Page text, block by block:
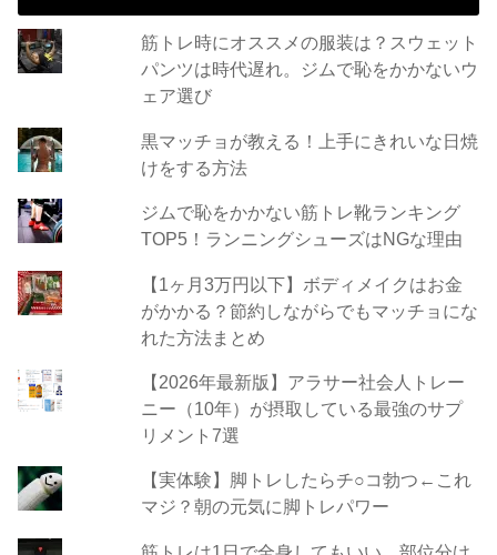
筋トレ時にオススメの服装は？スウェット
パンツは時代遅れ。ジムで恥をかかないウ
ェア選び
黒マッチョが教える！上手にきれいな日焼
けをする方法
ジムで恥をかかない筋トレ靴ランキング
TOP5！ランニングシューズはNGな理由
【1ヶ月3万円以下】ボディメイクはお金
がかかる？節約しながらでもマッチョにな
れた方法まとめ
【2026年最新版】アラサー社会人トレー
ニー（10年）が摂取している最強のサプ
リメント7選
【実体験】脚トレしたらチ○コ勃つ←これ
マジ？朝の元気に脚トレパワー